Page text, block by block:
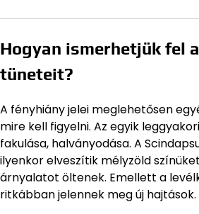
Hogyan ismerhetjük fel
tüneteit?
A fényhiány jelei meglehetősen
mire kell figyelni. Az egyik
fakulása, halványodása. A
ilyenkor elveszítik mélyzöld
árnyalatot öltenek. Emellett a
ritkábban jelennek meg új hajtások.